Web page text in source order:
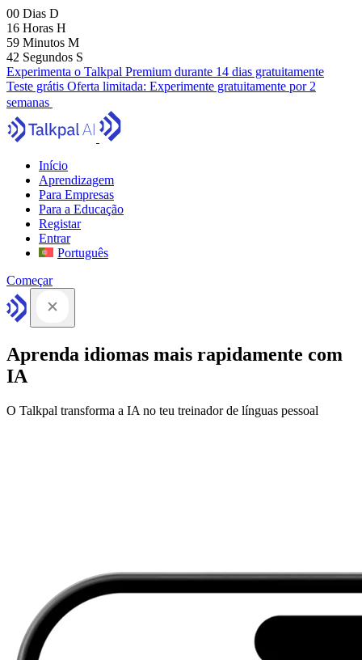
00 Dias D
16 Horas H
59 Minutos M
41 Segundos S
Experimenta o Talkpal Premium durante 14 dias gratuitamente
Teste grátis Oferta limitada: Experimente gratuitamente por 2
semanas
Início
Aprendizagem
Para Empresas
Para a Educação
Registar
Entrar
Português
Começar
Aprenda idiomas mais rapidamente com
IA
O Talkpal transforma a IA no teu treinador de línguas pessoal